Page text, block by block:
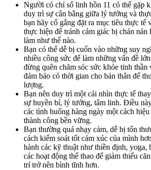
Người có chỉ số linh hồn 11 có thể gặp
duy trì sự cân bằng giữa lý tưởng và
bạn hãy cố gắng đặt ra mục tiêu thực tế
thực hiện để tránh cảm giác bị chán nản
làm như thế nào.
Bạn có thể dễ bị cuốn vào những suy
nhiều công sức để làm những vấn đề
đừng quên chăm sóc sức khỏe tinh thần
đảm bảo có thời gian cho bản thân để
lượng.
Bạn nên duy trì một cái nhìn thực tế
sự huyền bí, lý tưởng, tâm linh. Điều
các tình huống hàng ngày một cách
thành công bền vững.
Bạn thường quá nhạy cảm, dễ bị tổn
cách kiểm soát tốt cảm xúc của mình
hành các kỹ thuật như thiền định, yoga,
các hoạt động thể thao để giảm thiểu
trí trở nên bình tĩnh hơn.